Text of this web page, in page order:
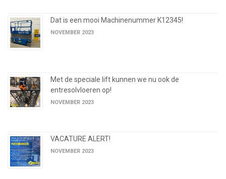
Dat is een mooi Machinenummer K12345!
NOVEMBER 2023
Met de speciale lift kunnen we nu ook de
entresolvloeren op!
NOVEMBER 2023
VACATURE ALERT!
NOVEMBER 2023